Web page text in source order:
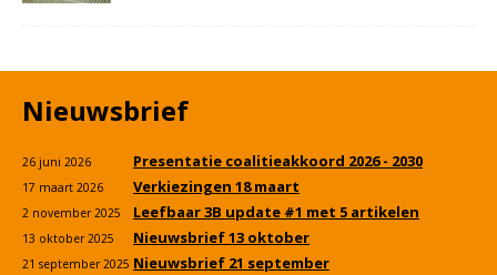
Nieuwsbrief
26 juni 2026 Presentatie coalitieakkoord 2026 - 2030
17 maart 2026 Verkiezingen 18 maart
2 november 2025 Leefbaar 3B update #1 met 5 artikelen
13 oktober 2025 Nieuwsbrief 13 oktober
21 september 2025 Nieuwsbrief 21 september